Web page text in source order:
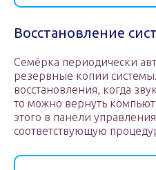
Восстановление
Семёрка периодически
резервные копии
восстановления, когда
то можно вернуть
этого в панели
соответствующую